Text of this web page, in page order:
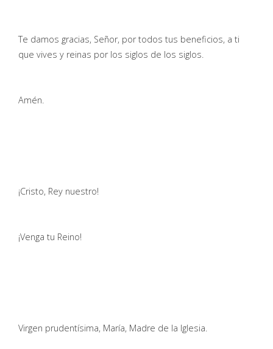
Te damos gracias, Señor, por todos tus beneficios, a ti
que vives y reinas por los siglos de los siglos.
Amén.
¡Cristo, Rey nuestro!
¡Venga tu Reino!
Virgen prudentísima, María, Madre de la Iglesia.